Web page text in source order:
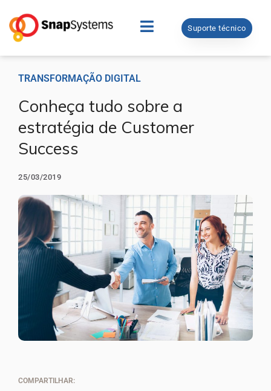
Suporte técnico
TRANSFORMAÇÃO DIGITAL
Conheça tudo sobre a
estratégia de Customer
Success
25/03/2019
COMPARTILHAR: